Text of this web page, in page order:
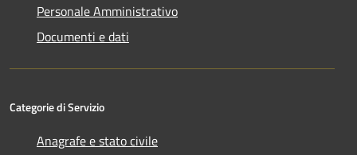
Personale Amministrativo
Documenti e dati
Categorie di Servizio
Anagrafe e stato civile